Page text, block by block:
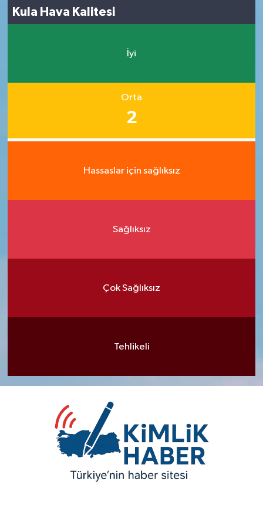
Kula Hava Kalitesi
İyi
Orta
2
Hassaslar için sağlıksız
Sağlıksız
Çok Sağlıksız
Tehlikeli